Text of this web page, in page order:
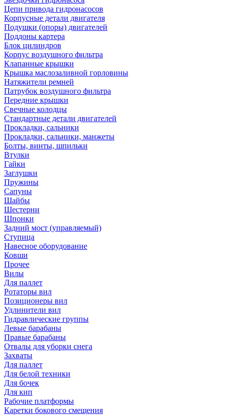
Цепи привода гидронасосов
Корпусные детали двигателя
Подушки (опоры) двигателей
Поддоны картера
Блок цилиндров
Корпус воздушного фильтра
Клапанные крышки
Крышка маслозаливной горловины
Натяжители ремней
Патрубок воздушного фильтра
Передние крышки
Свечные колодцы
Стандартные детали двигателей
Прокладки, сальники
Прокладки, сальники, манжеты
Болты, винты, шпильки
Втулки
Гайки
Заглушки
Пружины
Сапуны
Шайбы
Шестерни
Шпонки
Задний мост (управляемый)
Ступица
Навесное оборудование
Ковши
Прочее
Вилы
Для паллет
Ротаторы вил
Позиционеры вил
Удлинители вил
Гидравлические группы
Левые барабаны
Правые барабаны
Отвалы для уборки снега
Захваты
Для паллет
Для белой техники
Для бочек
Для кип
Рабочие платформы
Каретки бокового смещения